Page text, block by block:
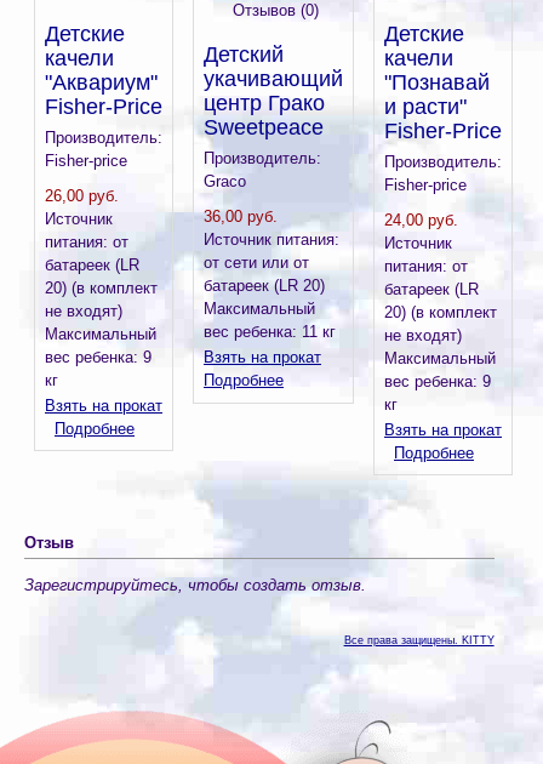
Детские
качели
"Аквариум"
Fisher-Price
Производитель:
Fisher-price
26,00 руб.
Источник
питания: от
батареек (LR
20) (в комплект
не входят)
Максимальный
вес ребенка: 9
кг
Взять на прокат
Подробнее
Отзывов (0)
Детский
укачивающий
центр Грако
Sweetpeace
Производитель:
Graco
36,00 руб.
Источник питания:
от сети или от
батареек (LR 20)
Максимальный
вес ребенка: 11 кг
Взять на прокат
Подробнее
Детские
качели
"Познавай
и расти"
Fisher-Price
Производитель:
Fisher-price
24,00 руб.
Источник
питания: от
батареек (LR
20) (в комплект
не входят)
Максимальный
вес ребенка: 9
кг
Взять на прокат
Подробнее
Отзыв
Зарегистрируйтесь, чтобы создать отзыв.
Все права защищены. KITTY